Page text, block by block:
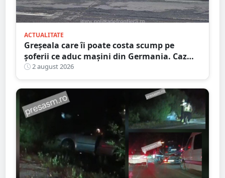
ACTUALITATE
Greșeala care îi poate costa scump pe
șoferii ce aduc mașini din Germania. Caz
descoperit în Satu Mare
2 august 2026